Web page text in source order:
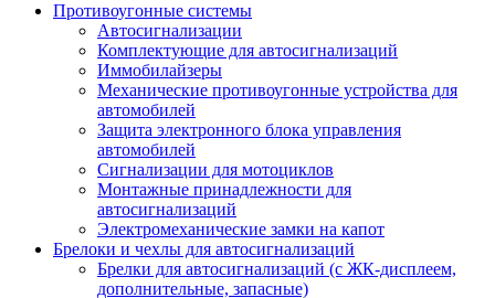
Противоугонные системы
Автосигнализации
Комплектующие для автосигнализаций
Иммобилайзеры
Механические противоугонные устройства для
автомобилей
Защита электронного блока управления
автомобилей
Сигнализации для мотоциклов
Монтажные принадлежности для
автосигнализаций
Электромеханические замки на капот
Брелоки и чехлы для автосигнализаций
Брелки для автосигнализаций (с ЖК-дисплеем,
дополнительные, запасные)